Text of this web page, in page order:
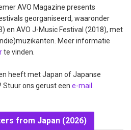
AVO Magazine presents
georganiseerd, waaronder
en AVO J-Music Festival (2018), met
Meer informatie
te vinden.
heeft met Japan of Japanse
Stuur ons gerust een e-mail
from Japan (2026)